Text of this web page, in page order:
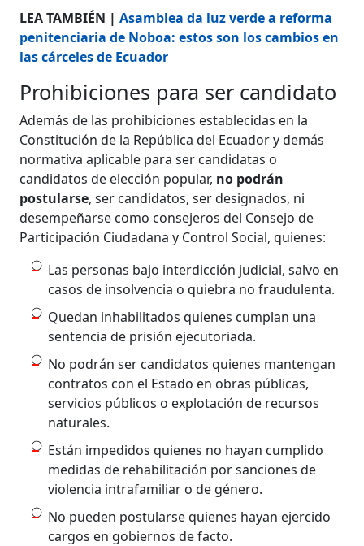
LEA TAMBIÉN |Asamblea da luz verde a reforma
penitenciaria de Noboa: estos son los cambios en
las cárceles de Ecuador
Prohibiciones para ser candidato
Además de las prohibiciones establecidas en la
Constitución de la República del Ecuador y demás
normativa aplicable para ser candidatas o
candidatos de elección popular, no podrán
postularse, ser candidatos, ser designados, ni
desempeñarse como consejeros del Consejo de
Participación Ciudadana y Control Social, quienes:
Las personas bajo interdicción judicial, salvo en
casos de insolvencia o quiebra no fraudulenta.
Quedan inhabilitados quienes cumplan una
sentencia de prisión ejecutoriada.
No podrán ser candidatos quienes mantengan
contratos con el Estado en obras públicas,
servicios públicos o explotación de recursos
naturales.
Están impedidos quienes no hayan cumplido
medidas de rehabilitación por sanciones de
violencia intrafamiliar o de género.
No pueden postularse quienes hayan ejercido
cargos en gobiernos de facto.